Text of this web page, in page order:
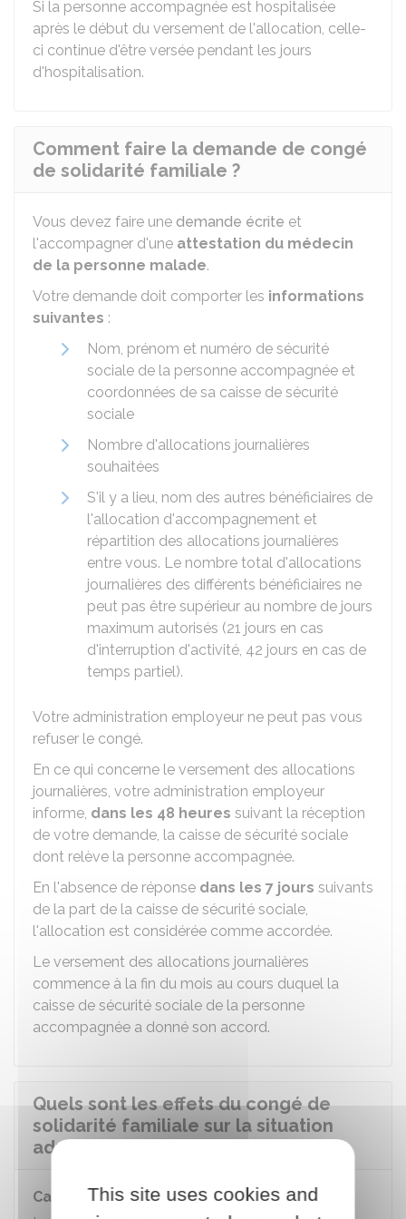
Si la personne accompagnée est hospitalisée
après le début du versement de l'allocation, celle-
ci continue d'être versée pendant les jours
d'hospitalisation.
Comment faire la demande de congé
de solidarité familiale ?
Vous devez faire une demande écrite et
l'accompagner d'une attestation du médecin
de la personne malade.
Votre demande doit comporter les informations
suivantes :
Nom, prénom et numéro de sécurité
sociale de la personne accompagnée et
coordonnées de sa caisse de sécurité
sociale
Nombre d'allocations journalières
souhaitées
S'il y a lieu, nom des autres bénéficiaires de
l'allocation d'accompagnement et
répartition des allocations journalières
entre vous. Le nombre total d'allocations
journalières des différents bénéficiaires ne
peut pas être supérieur au nombre de jours
maximum autorisés (21 jours en cas
d'interruption d'activité, 42 jours en cas de
temps partiel).
Votre administration employeur ne peut pas vous
refuser le congé.
En ce qui concerne le versement des allocations
journalières, votre administration employeur
informe, dans les 48 heures suivant la réception
de votre demande, la caisse de sécurité sociale
dont relève la personne accompagnée.
En l'absence de réponse dans les 7 jours suivants
de la part de la caisse de sécurité sociale,
l'allocation est considérée comme accordée.
Le versement des allocations journalières
commence à la fin du mois au cours duquel la
caisse de sécurité sociale de la personne
accompagnée a donné son accord.
Quels sont les effets du congé de
solidarité familiale sur la situation
administrative du fonctionnaire ?
CarrièreThis site uses cookies and